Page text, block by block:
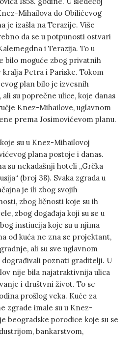
Mihailova do Obilićevog
je izašla na Terazije. Više
da se u potpunosti ostvari
i Terazija. To u
bilo moguće zbog privatnih
kralja Petra i Pariske. Tokom
plan bilo je izvesnih
ali su poprečne ulice, koje danas
Knez-Mihailove, uglavnom
prema Josimovićevom planu.
su u Knez-Mihailovoj
plana postoje i danas.
su nekadašnji hoteli „Grčka
(broj 38). Svaka zgrada u
je ili zbog svojih
zbog ličnosti koje su ih
zbog događaja koji su se u
instiucija koje su u njima
od kuća ne zna se projektant,
ali su sve uglavnom
poznati graditelji. U
nije bila najatraktivnija ulica
i društvni život. To se
prošlog veka. Kuće za
zgrade imale su u Knez-
beogradske porodice koje su se
bankarstvom,